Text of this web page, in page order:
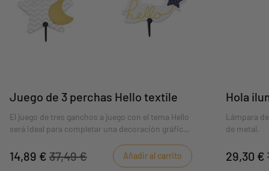
Juego de 3 perchas Hello textile
El juego de tres ganchos a juego con el tema Hello
será ideal para completar una decoración gráfica
14,89 € 37,49 € Añadir al carrito
Hola
Lámpara
de metal.
29,30 €